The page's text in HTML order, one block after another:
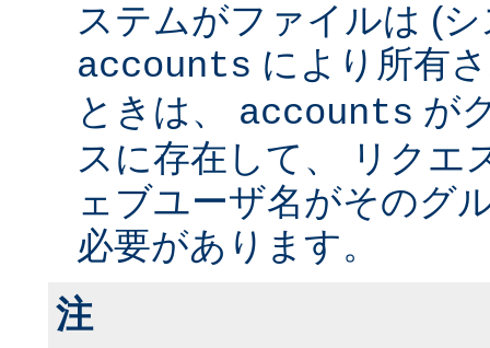
ステムがファイルは (
accounts により所有
ときは、 accounts が
スに存在して、 リクエ
ェブユーザ名がそのグ
必要があります。
注